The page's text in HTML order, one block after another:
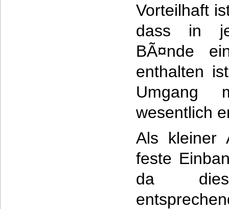
Vorteilhaft
dass in
BÃ¤nde
enthalten
Umgang
wesentlich
Als kleiner
feste
da